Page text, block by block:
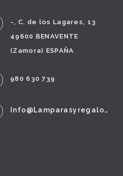
-, C. de los Lagares, 13
49600 BENAVENTE
(Zamora) ESPAÑA
980 630 739
Info@lamparasyregalos.es